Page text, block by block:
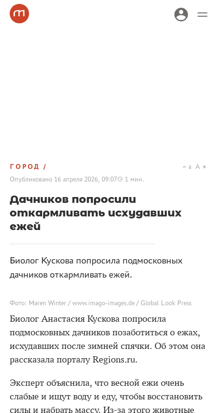
ГОРОД
Опубликовано 16 апреля 2026, 09:07 1 мин.
a A
Дачников попросили
откармливать исхудавших
ежей
Биолог Кускова попросила подмосковных
дачников откармливать ежей.
Фото: Maren Winter / www.imago-images.de / Global Look Press
Биолог Анастасия Кускова попросила
подмосковных дачников позаботиться о ежах,
исхудавших после зимней спячки. Об этом она
рассказала порталу Regions.ru.
Эксперт объяснила, что весной ежи очень
слабые и ищут воду и еду, чтобы восстановить
силы и набрать массу. Из-за этого животные